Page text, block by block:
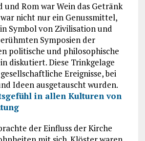
und Rom war Wein das Getränk
nicht nur ein Genussmittel,
Symbol von Zivilisation und
Symposien der
politische und philosophische
diskutiert. Diese Trinkgelage
Ereignisse, bei
Ideen ausgetauscht wurden.
in allen Kulturen von
der Einfluss der Kirche